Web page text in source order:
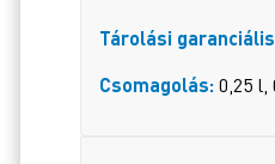
Tárolási
Csomagolás: 0,25 l,